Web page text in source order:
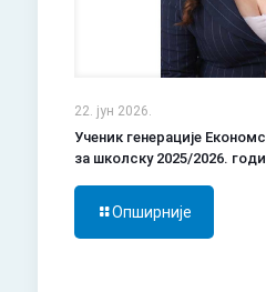
22. јун 2026.
Ученик генерације
за школску 2025/2026.
Опширније